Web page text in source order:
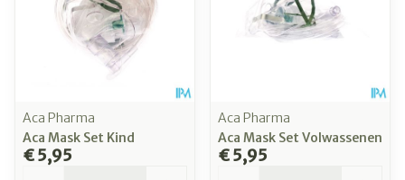
Aca Pharma
Aca Mask Set Kind
€ 5,95
Aca Pharma
Aca Mask Set Volwassenen
€ 5,95